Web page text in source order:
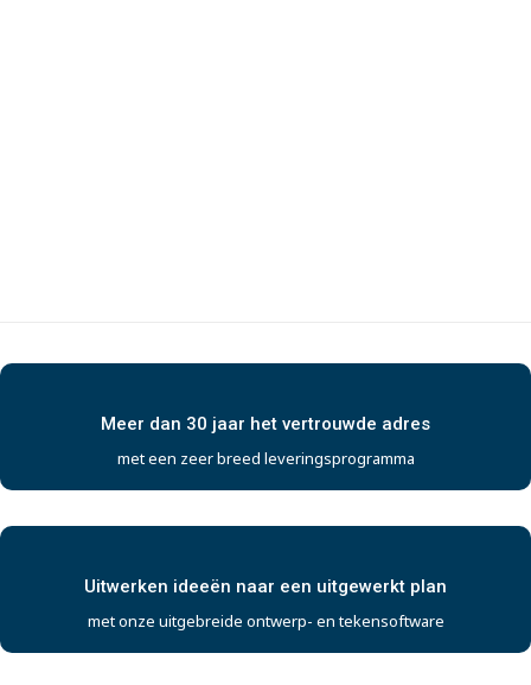
Meer dan 30 jaar het vertrouwde adres
met een zeer breed leveringsprogramma
Uitwerken ideeën naar een uitgewerkt plan
met onze uitgebreide ontwerp- en tekensoftware